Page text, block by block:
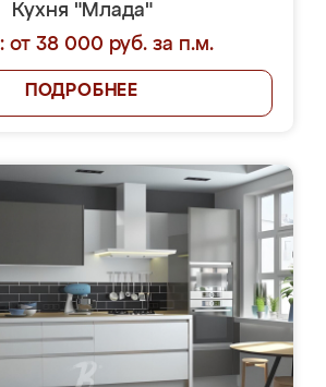
Кухня "Млада"
от 38 000 руб. за п.м.
ПОДРОБНЕЕ